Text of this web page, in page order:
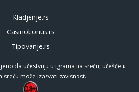
Kladjenje.rs
Casinobonus.rs
Tipovanje.rs
da učestvuju u igrama na sreću, učešće u
sreću može izazvati zavisnost.